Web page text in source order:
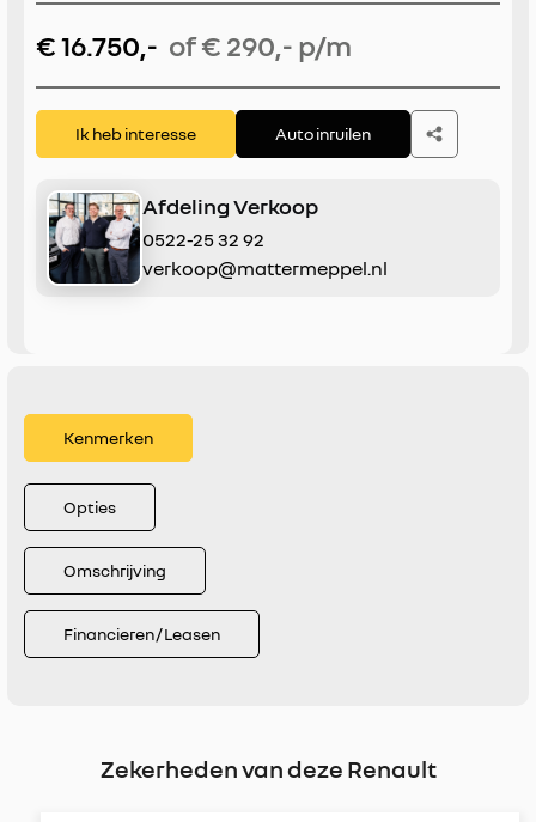
€ 16.750,- of € 290,- p/m
Ik heb interesse Auto inruilen
Afdeling Verkoop
0522-25 32 92
verkoop@mattermeppel.nl
Kenmerken
Opties
Omschrijving
Financieren / Leasen
Zekerheden van deze Renault